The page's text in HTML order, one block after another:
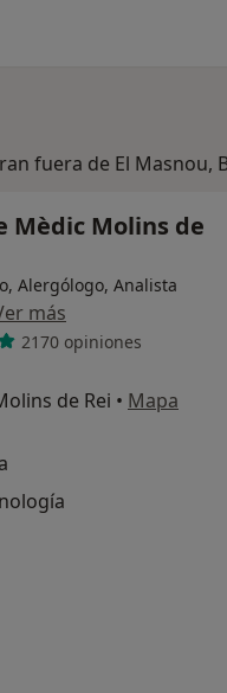
fuera de El Masnou,
Mèdic Molins de
Alergólogo, Analista
más
2170 opiniones
de Rei • Mapa